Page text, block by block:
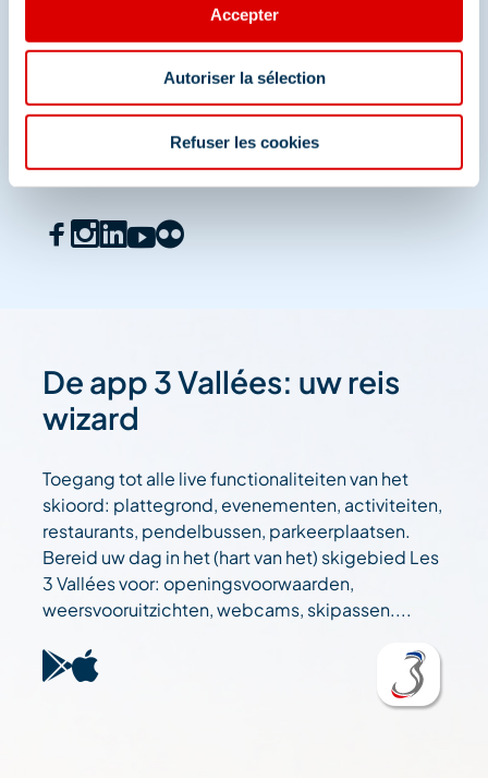
Accepter
Autoriser la sélection
Refuser les cookies
Deel je momenten in
Méribel
De app 3 Vallées: uw reis
wizard
Toegang tot alle live functionaliteiten van het
skioord: plattegrond, evenementen, activiteiten,
restaurants, pendelbussen, parkeerplaatsen.
Bereid uw dag in het (hart van het) skigebied Les
3 Vallées voor: openingsvoorwaarden,
weersvooruitzichten, webcams, skipassen....